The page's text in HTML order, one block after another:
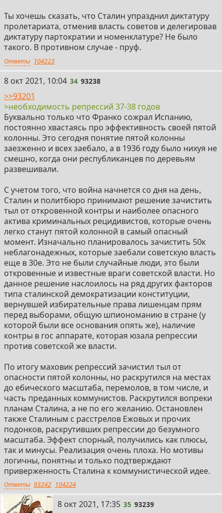
Ты хочешь сказать, что Сталин упразднил диктатуру
пролетариата, отменив власть советов и делегировав
диктатуру партократии и номенклатуре? Не было
такого. В противном случае - пруф.
Ответы 104223
34
8 окт 2021, 10:04 34 93238
>>93201
>необходимость репрессий 37-38 годов
Буквально только что Франко сожрал Испанию,
постоянно хвастаясь про эффективность своей пятой
колонны. Это сегодня понятие пятой колонны
заезженно и всех заебало, а в 1936 году было нихуя не
смешно, когда они республиканцев по деревьям
развешивали.
С учетом того, что война начнется со дня на день,
Сталин и политбюро принимают решение зачистить
тыл от откровенной контры и наиболее опасного
актива криминальных рецидивистов, которые очень
легко станут пятой колонной в самый опасный
момент. Изначально планировалось зачистить 50к
неблагонадежных, которые заебали советскую власть
еще в 30е. Это не были случайные люди, это были
откровенные и известные враги советской власти. Но
данное решение наслоилось на ряд других факторов
типа сталинской демократизации конституции,
вернувшей избирательные права лишенцам прям
перед выборами, общую шпиономанию в стране (у
которой были все основания опять же), наличие
контры в гос аппарате, которая юзала репрессии
против советской же власти.
По итогу маховик репрессий зачистил тыл от
опасности пятой колонны, но раскрутился на местах
до ебического масштаба, перемолов, в том числе, и
часть преданных коммунистов. Раскрутился вопреки
планам Сталина, а не по его желанию. Остановлен
также Сталиным с расстрелов Ежовых и прочих
подонков, раскрутивших репрессии до безумного
масштаба. Эффект спорный, получились как плюсы,
так и минусы. Реализация очень плоха. Но мотивы
логичны, понятны и только подтверждают
приверженность Сталина к коммунистической идее.
Ответы 93242 104224
35
8 окт 2021, 17:35 35 93239